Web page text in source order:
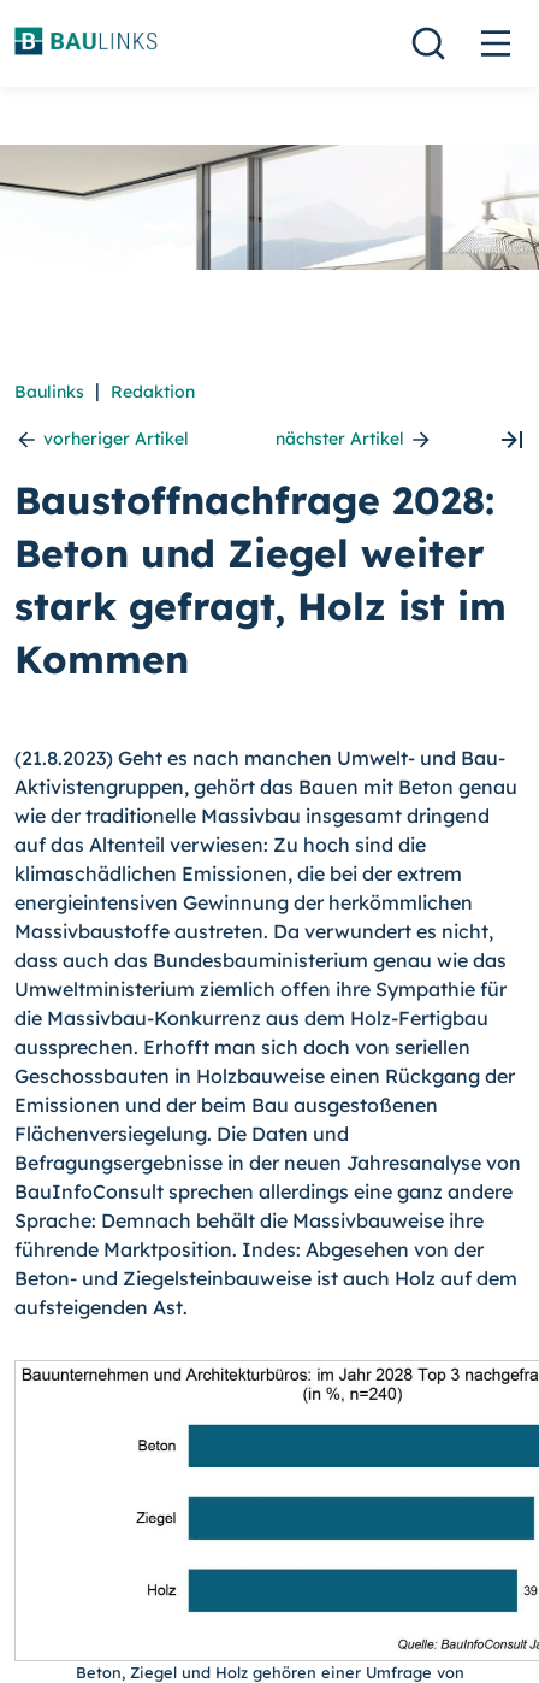
Baulinks | Redaktion
vorheriger Artikel nächster Artikel
Baustoffnachfrage 2028:
Beton und Ziegel weiter
stark gefragt, Holz ist im
Kommen
(21.8.2023) Geht es nach manchen Umwelt- und Bau-
Aktivistengruppen, gehört das Bauen mit Beton genau
wie der traditionelle Massivbau insgesamt dringend
auf das Altenteil verwiesen: Zu hoch sind die
klimaschädlichen Emissionen, die bei der extrem
energieintensiven Gewinnung der herkömmlichen
Massivbaustoffe austreten. Da verwundert es nicht,
dass auch das Bundesbauministerium genau wie das
Umweltministerium ziemlich offen ihre Sympathie für
die Massivbau-Konkurrenz aus dem Holz-Fertigbau
aussprechen. Erhofft man sich doch von seriellen
Geschossbauten in Holzbauweise einen Rückgang der
Emissionen und der beim Bau ausgestoßenen
Flächenversiegelung. Die Daten und
Befragungsergebnisse in der neuen Jahresanalyse von
BauInfoConsult sprechen allerdings eine ganz andere
Sprache: Demnach behält die Massivbauweise ihre
führende Marktposition. Indes: Abgesehen von der
Beton- und Ziegelsteinbauweise ist auch Holz auf dem
aufsteigenden Ast.
Beton, Ziegel und Holz gehören einer Umfrage von